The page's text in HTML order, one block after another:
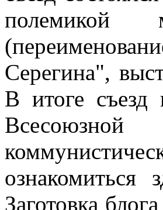
полемикой
Серегина",
В итоге съезд
ознакомиться
Заготовка